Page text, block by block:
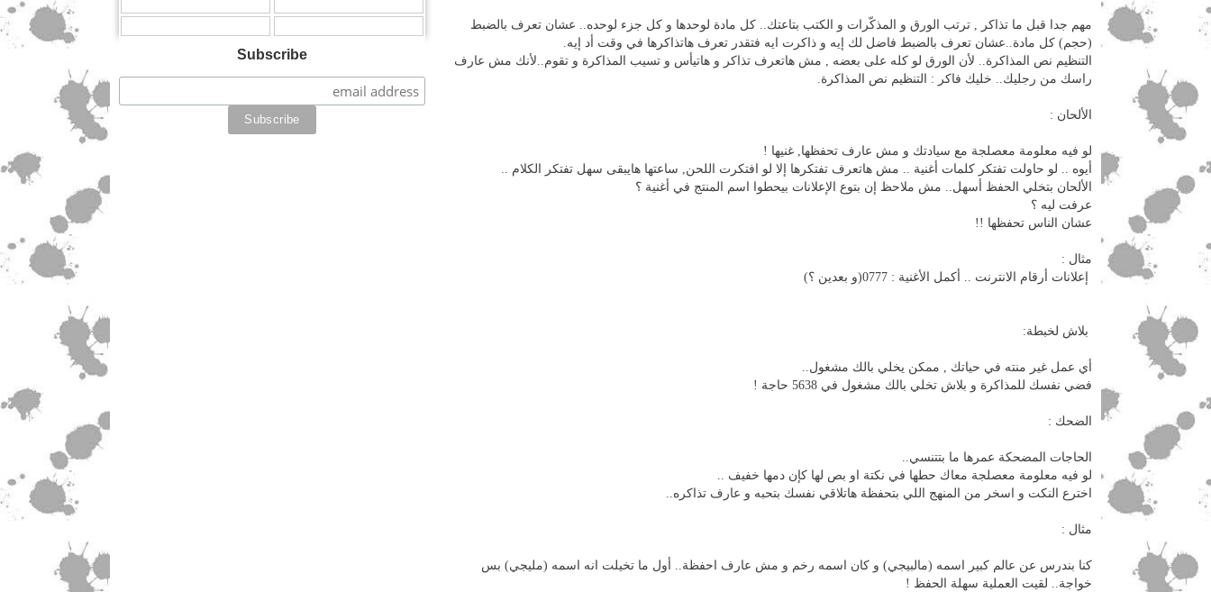
مهم جدا قبل ما تذاكر , ترتب الورق و المذكّرات و الكتب بتاعتك.. كل مادة لوحدها و كل جزء لوحده.. عشان تعرف بالضبط
(حجم) كل مادة..عشان تعرف بالضبط فاضل لك إيه و ذاكرت ايه فتقدر تعرف هاتذاكرها في وقت أد إيه.
التنظيم نص المذاكرة.. لأن الورق لو كله على بعضه , مش هاتعرف تذاكر و هاتيأس و تسيب المذاكرة و تقوم..لأنك مش عارف
راسك من رجليك.. خليك فاكر : التنظيم نص المذاكرة.
الألحان :
لو فيه معلومة معصلجة مع سيادتك و مش عارف تحفظها, غنيها !
أيوه .. لو حاولت تفتكر كلمات أغنية .. مش هاتعرف تفتكرها إلا لو افتكرت اللحن, ساعتها هايبقى سهل تفتكر الكلام ..
الألحان بتخلي الحفظ أسهل.. مش ملاحظ إن بتوع الإعلانات بيحطوا اسم المنتج في أغنية ؟
عرفت ليه ؟
عشان الناس تحفظها !!
مثال :
إعلانات أرقام الانترنت .. أكمل الأغنية : 0777(و بعدين ؟)
بلاش لخبطة:
أي عمل غير منته في حياتك , ممكن يخلي بالك مشغول..
فضي نفسك للمذاكرة و بلاش تخلي بالك مشغول في 5638 حاجة !
الضحك :
الحاجات المضحكة عمرها ما بتتنسي..
لو فيه معلومة معصلجة معاك حطها في نكتة او بص لها كإن دمها خفيف ..
اخترع النكت و اسخر من المنهج اللي بتحفظة هاتلاقي نفسك بتحبه و عارف تذاكره..
مثال :
كنا بندرس عن عالم كبير اسمه (مالبيجي) و كان اسمه رخم و مش عارف احفظة.. أول ما تخيلت انه اسمه (مليجي) بس
خواجة.. لقيت العملية سهلة الحفظ !
Subscribe